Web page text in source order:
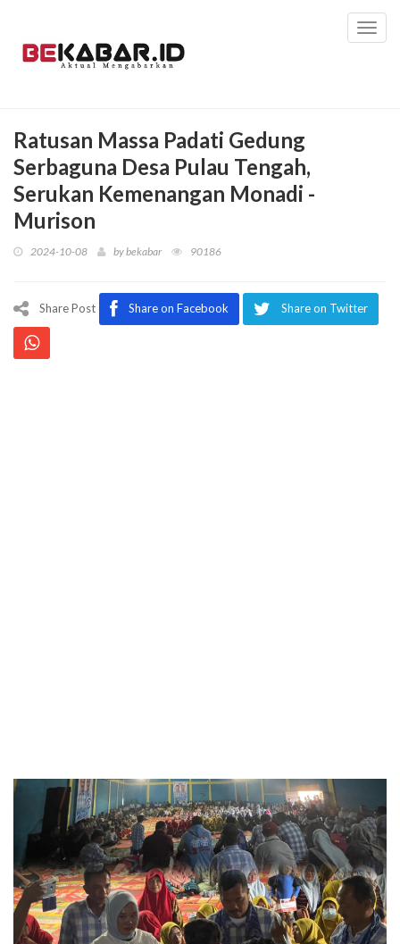
Ratusan Massa Padati Gedung
Serbaguna Desa Pulau Tengah,
Serukan Kemenangan Monadi -
Murison
2024-10-08 bybekabar 90186
Share Post Share on Facebook Share on Twitter